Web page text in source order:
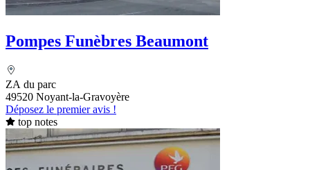
Pompes Funèbres Beaumont
ZA du parc
49520 Noyant-la-Gravoyère
Déposez le premier avis !
top notes